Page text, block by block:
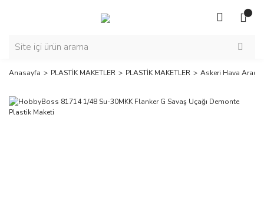
Anasayfa PLASTİK MAKETLER PLASTİK MAKETLER Askeri Hava